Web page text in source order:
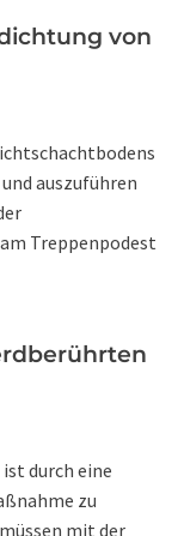
von
auszuführen
Treppenpodest
durch eine
zu
mit der